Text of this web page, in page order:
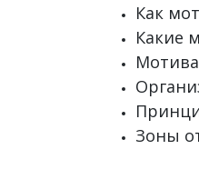
Как
Какие
Зоны